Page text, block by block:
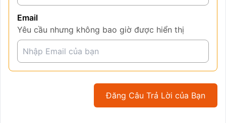
Email
Yêu cầu nhưng không bao giờ được hiển thị
Đăng Câu Trả Lời của Bạn